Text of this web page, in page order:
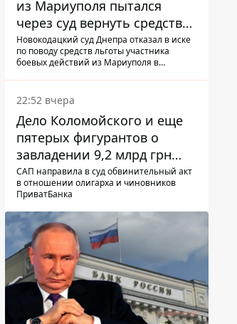
из Мариуполя пытался
через суд вернуть средства
субсидии со счета в
Ощадбанке – каким было
Новокодацкий суд Днепра отказал в иске
по поводу средств льготы участника
боевых действий из Мариуполя в
22:52 вчера
Дело Коломойского и еще
пятерых фигурантов о
завладении 9,2 млрд грн
ПриватБанка направили в
суд
САП направила в суд обвинительный акт
в отношении олигарха и чиновников
ПриватБанка